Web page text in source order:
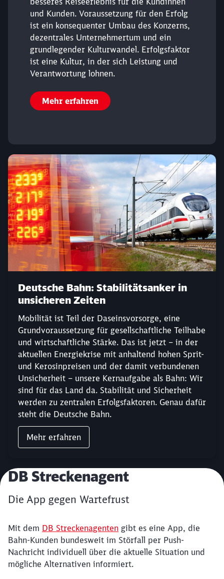
und Kunden. Voraussetzung für den Erfolg
ist ein konsequenter Umbau des Konzerns,
dezentrales Unternehmertum und ein
grundlegender Kulturwandel. Erfolgsfaktor
ist eine Kultur, in der sich Leistung und
Verantwortung lohnen.
Mehr erfahren
Deutsche Bahn: Stabilitätsanker in
unsicheren Zeiten
Mobilität ist Teil der Daseinsvorsorge, eine
Grundvoraussetzung für gesellschaftliche Teilhabe
und wirtschaftliche Stärke. Das ist jetzt – in der
aktuellen Energiekrise mit anhaltend hohen Sprit-
und Kerosinpreisen und der damit verbundenen
Unsicherheit – unsere Kernaufgabe als Bahn: Wir
sind für das Land da. Stabilität und Sicherheit
werden zu zentralen Erfolgsfaktoren. Genau dafür
steht die Deutsche Bahn.
Mehr erfahren
Artikel:
DB Streckenagent
Die App gegen Wartefrust
Mit dem DB Streckenagenten gibt es eine App, die
Bahn-Kunden bundesweit im Störfall per Push-
Nachricht individuell über die aktuelle Situation und
mögliche Alternativen informiert.
Möchten Sie zuweitergeleitet